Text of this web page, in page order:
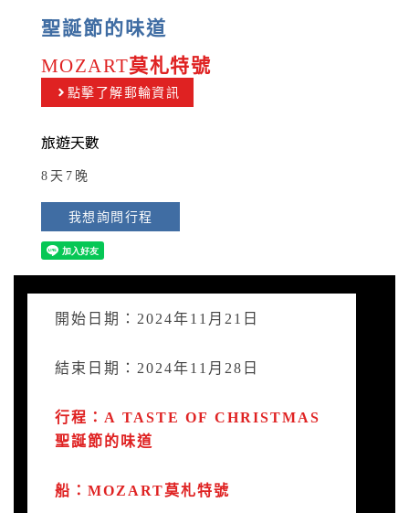
聖誕節的味道
MOZART莫札特號
點擊了解郵輪資訊
旅遊天數
8天7晚
我想詢問行程
開始日期：2024年11月21日
結束日期：2024年11月28日
行程：A TASTE OF CHRISTMAS
聖誕節的味道
船：MOZART莫札特號